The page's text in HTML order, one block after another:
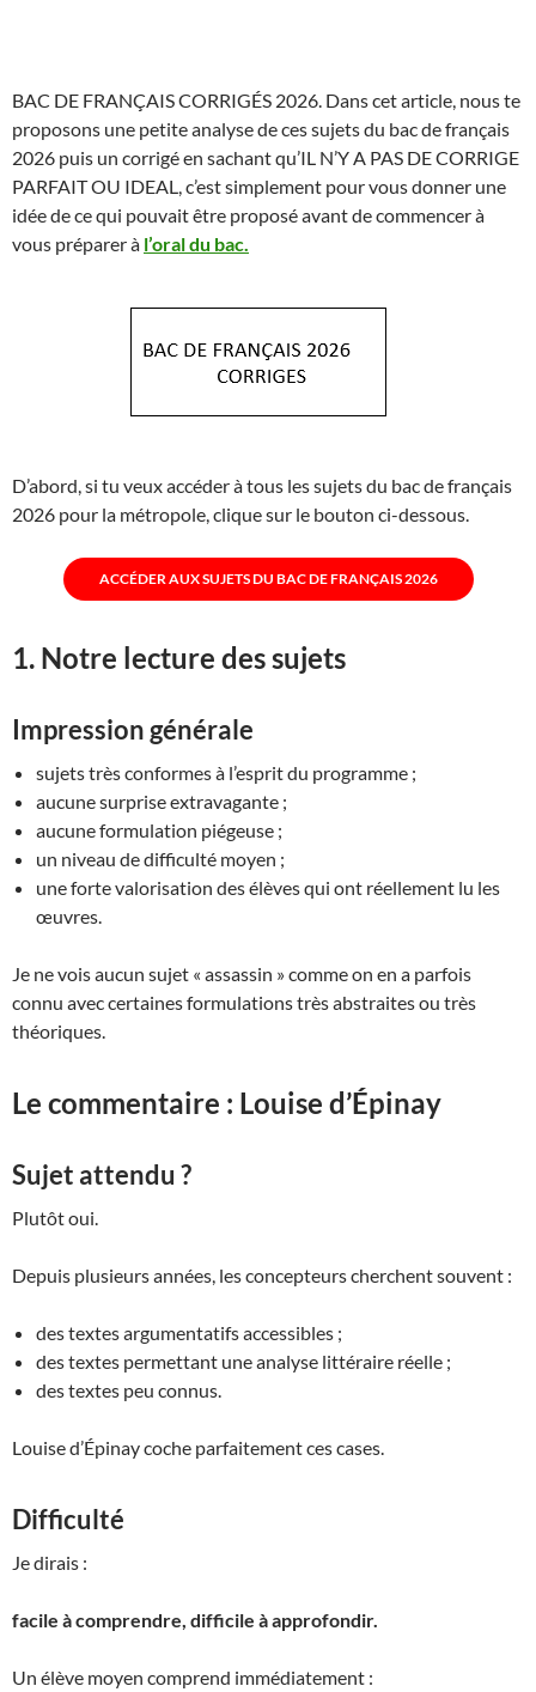
BAC DE FRANÇAIS CORRIGÉS 2026. Dans cet article, nous te
proposons une petite analyse de ces sujets du bac de français
2026 puis un corrigé en sachant qu’IL N’Y A PAS DE CORRIGE
PARFAIT OU IDEAL, c’est simplement pour vous donner une
idée de ce qui pouvait être proposé avant de commencer à
vous préparer à l’oral du bac.
D’abord, si tu veux accéder à tous les sujets du bac de français
2026 pour la métropole, clique sur le bouton ci-dessous.
ACCÉDER AUX SUJETS DU BAC DE FRANÇAIS 2026
1. Notre lecture des sujets
Impression générale
sujets très conformes à l’esprit du programme ;
aucune surprise extravagante ;
aucune formulation piégeuse ;
un niveau de difficulté moyen ;
une forte valorisation des élèves qui ont réellement lu les
œuvres.
Je ne vois aucun sujet « assassin » comme on en a parfois
connu avec certaines formulations très abstraites ou très
théoriques.
Le commentaire : Louise d’Épinay
Sujet attendu ?
Plutôt oui.
Depuis plusieurs années, les concepteurs cherchent souvent :
des textes argumentatifs accessibles ;
des textes permettant une analyse littéraire réelle ;
des textes peu connus.
Louise d’Épinay coche parfaitement ces cases.
Difficulté
Je dirais :
facile à comprendre, difficile à approfondir.
Un élève moyen comprend immédiatement :